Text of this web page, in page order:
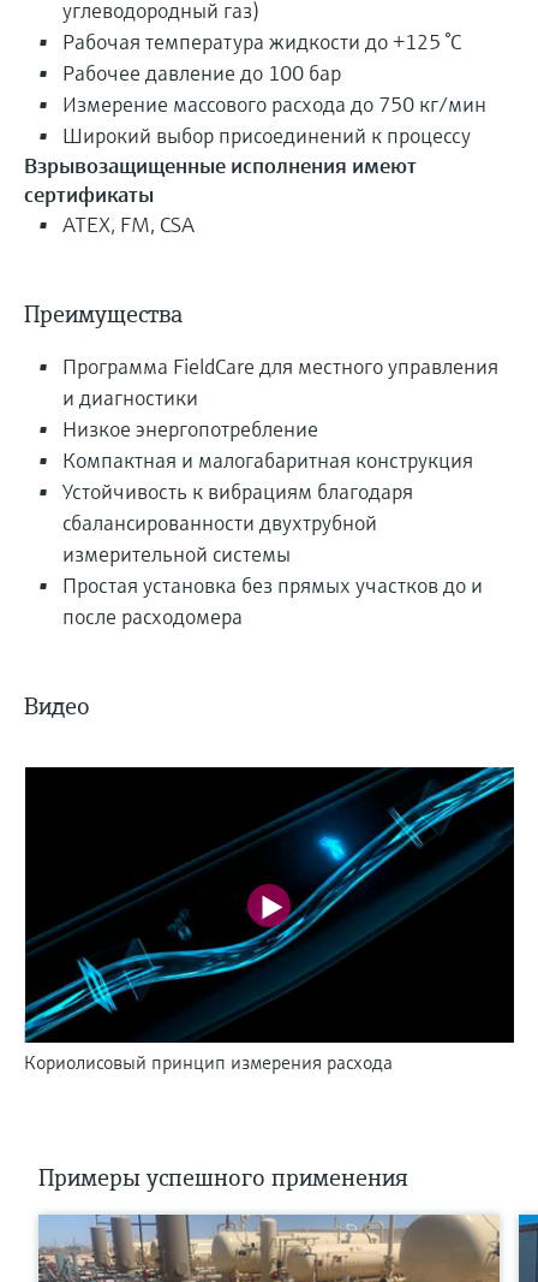
углеводородный газ)
Рабочая температура жидкости до +125 °C
Рабочее давление до 100 бар
Измерение массового расхода до 750 кг/мин
Широкий выбор присоединений к процессу
Взрывозащищенные исполнения имеют
сертификаты
ATEX, FM, CSA
Преимущества
Программа FieldCare для местного управления
и диагностики
Низкое энергопотребление
Компактная и малогабаритная конструкция
Устойчивость к вибрациям благодаря
сбалансированности двухтрубной
измерительной системы
Простая установка без прямых участков до и
после расходомера
Видео
Кориолисовый принцип измерения расхода
Примеры успешного применения